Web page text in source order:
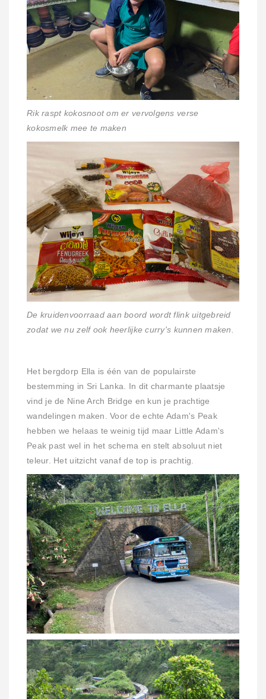
Rik raspt kokosnoot om er vervolgens verse
kokosmelk mee te maken
De kruidenvoorraad aan boord wordt flink uitgebreid
zodat we nu zelf ook heerlijke curry's kunnen maken.
Het bergdorp Ella is één van de populairste
bestemming in Sri Lanka. In dit charmante plaatsje
vind je de Nine Arch Bridge en kun je prachtige
wandelingen maken. Voor de echte Adam's Peak
hebben we helaas te weinig tijd maar Little Adam's
Peak past wel in het schema en stelt absoluut niet
teleur. Het uitzicht vanaf de top is prachtig.